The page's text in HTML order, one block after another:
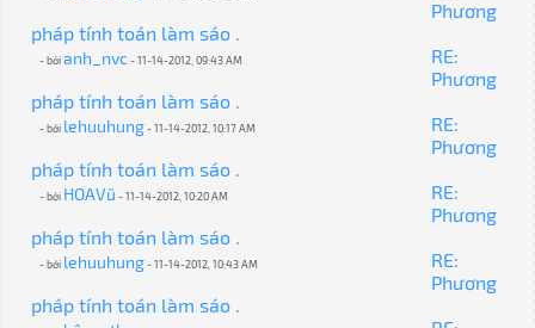
Phương
pháp tính toán làm sáo .
- bởianh_nvc- 11-14-2012, 09:43 AM
RE:
Phương
pháp tính toán làm sáo .
- bởi lehuuhung- 11-14-2012, 10:17 AM
RE:
Phương
pháp tính toán làm sáo .
- bởi HOAVũ - 11-14-2012, 10:20 AM
RE:
Phương
pháp tính toán làm sáo .
- bởi lehuuhung- 11-14-2012, 10:43 AM
RE:
Phương
pháp tính toán làm sáo .